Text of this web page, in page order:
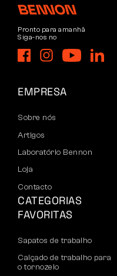
Pronto para amanhã
Siga-nos no
EMPRESA
Sobre nós
Artigos
Laboratório Bennon
Loja
Contacto
CATEGORIAS
FAVORITAS
Sapatos de trabalho
Calçado de trabalho para
o tornozelo